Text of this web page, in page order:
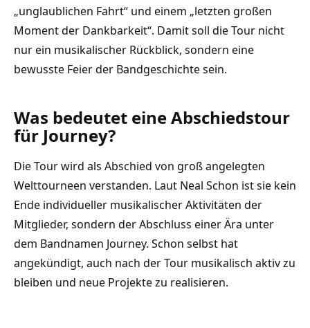
„unglaublichen Fahrt“ und einem „letzten großen
Moment der Dankbarkeit“. Damit soll die Tour nicht
nur ein musikalischer Rückblick, sondern eine
bewusste Feier der Bandgeschichte sein.
Was bedeutet eine Abschiedstour
für Journey?
Die Tour wird als Abschied von groß angelegten
Welttourneen verstanden. Laut Neal Schon ist sie kein
Ende individueller musikalischer Aktivitäten der
Mitglieder, sondern der Abschluss einer Ära unter
dem Bandnamen Journey. Schon selbst hat
angekündigt, auch nach der Tour musikalisch aktiv zu
bleiben und neue Projekte zu realisieren.